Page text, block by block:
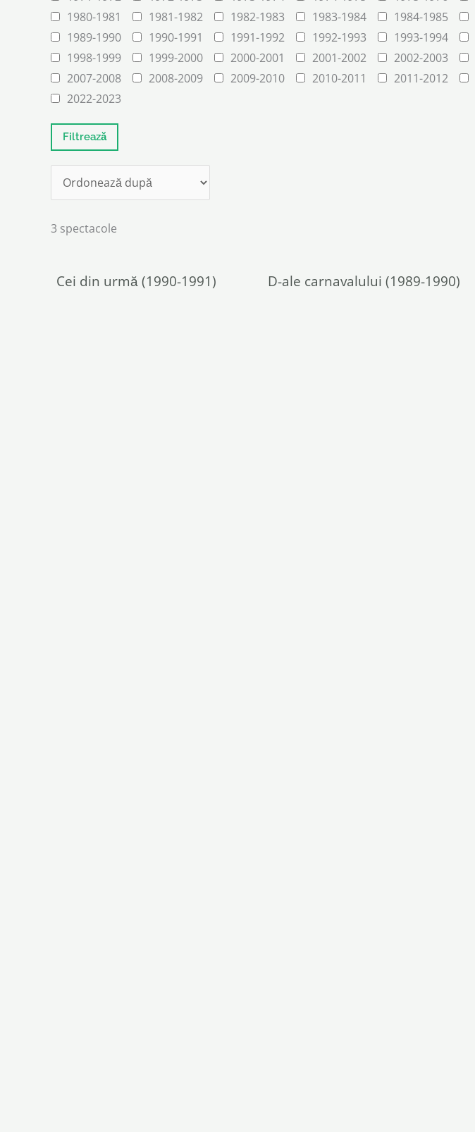
1980-1981
1981-1982 1982-1983 1983-1984 1984-1985
1989-1990
1990-1991 1991-1992 1992-1993 1993-1994
1998-1999
1999-2000 2000-2001 2001-2002 2002-2003
2007-2008
2008-2009 2009-2010 2010-2011 2011-2012
2022-2023
3 spectacole
Cei din urmă (1990-1991) D-ale carnavalului (1989-1990)